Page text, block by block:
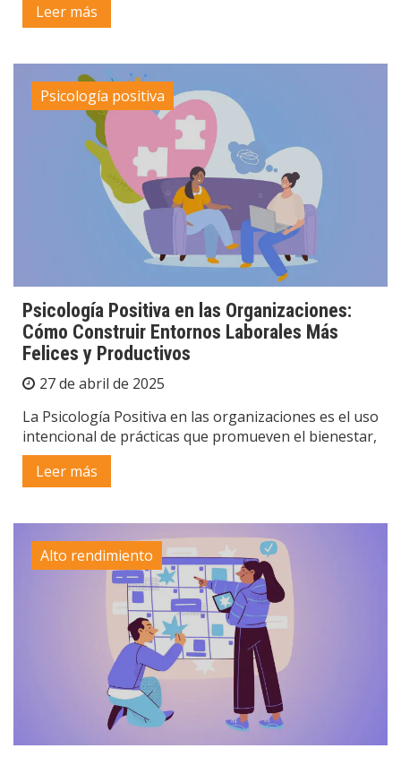
Leer más
Psicología positiva
Psicología Positiva en las Organizaciones:
Cómo Construir Entornos Laborales Más
Felices y Productivos
27 de abril de 2025
La Psicología Positiva en las organizaciones es el uso
intencional de prácticas que promueven el bienestar,
Leer más
Alto rendimiento